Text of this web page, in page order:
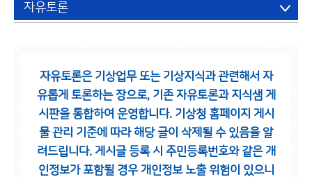
자유토론
자유토론은 기상업무 또는 기상지식과 관련해서 자
유롭게 토론하는 장으로, 기존 자유토론과 지식샘 게
시판을 통합하여 운영합니다. 기상청 홈페이지 게시
물 관리 기준에 따라 해당 글이 삭제될 수 있음을 알
려드립니다. 게시글 등록 시 주민등록번호와 같은 개
인정보가 포함될 경우 개인정보 노출 위험이 있으니